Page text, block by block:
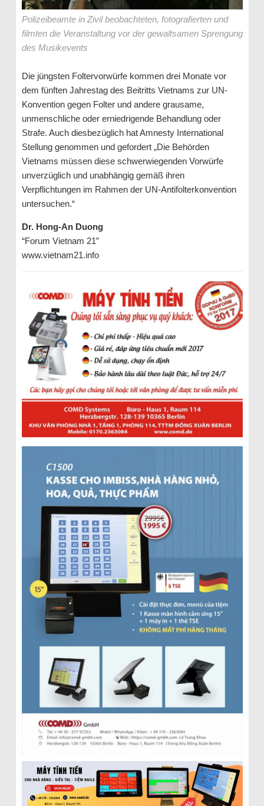
Polizeibeamte in Zivil beobachteten, fotografierten und
filmten die Veranstaltung vor der gewaltsamen Sprengung
des Musikevents
Die jüngsten Foltervorwürfe kommen drei Monate vor
dem fünften Jahrestag des Beitritts Vietnams zur UN-
Konvention gegen Folter und andere grausame,
unmenschliche oder erniedrigende Behandlung oder
Strafe. Auch diesbezüglich hat Amnesty International
Stellung genommen und gefordert „Die Behörden
Vietnams müssen diese schwerwiegenden Vorwürfe
unverzüglich und unabhängig gemäß ihren
Verpflichtungen im Rahmen der UN-Antifolterkonvention
untersuchen.“
Dr. Hong-An Duong
“Forum Vietnam 21”
www.vietnam21.info